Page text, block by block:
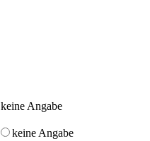
keine Angabe
keine Angabe